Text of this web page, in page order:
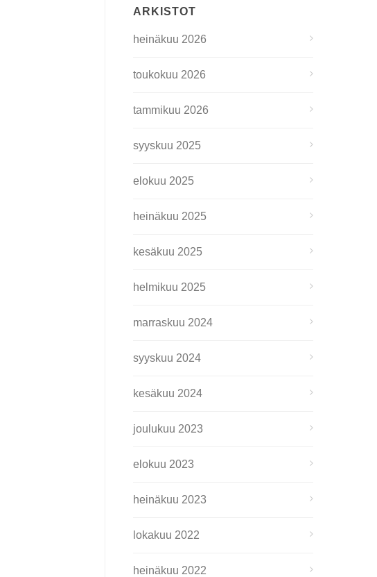
ARKISTOT
heinäkuu 2026
toukokuu 2026
tammikuu 2026
syyskuu 2025
elokuu 2025
heinäkuu 2025
kesäkuu 2025
helmikuu 2025
marraskuu 2024
syyskuu 2024
kesäkuu 2024
joulukuu 2023
elokuu 2023
heinäkuu 2023
lokakuu 2022
heinäkuu 2022